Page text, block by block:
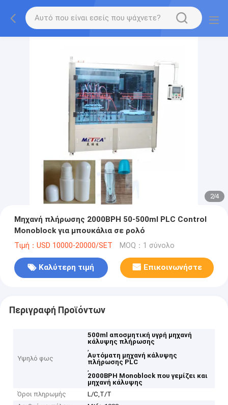
2/4
Μηχανή πλήρωσης 2000BPH 50-500ml PLC Control
Monoblock για μπουκάλια σε ρολό
Τιμή：USD 10000-20000/SET MOQ：1 σύνολο
Καλύτερη τιμή Επικοινωνήστε
Περιγραφή Προϊόντων
Υψηλό φως
500ml αποσμητική υγρή μηχανή
κάλυψης πλήρωσης
,
Αυτόματη μηχανή κάλυψης
πλήρωσης PLC
,
2000BPH Monoblock που γεμίζει και
μηχανή κάλυψης
Όροι πληρωμής
L/C,T/T